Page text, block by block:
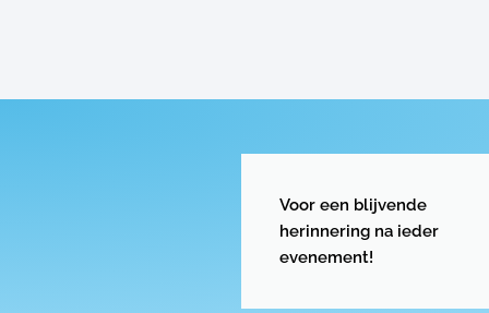
Voor een blijvende
herinnering na ieder
evenement!